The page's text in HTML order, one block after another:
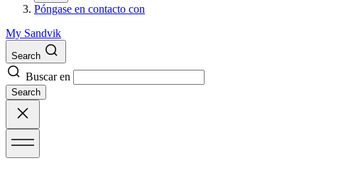
Póngase en contacto con
My Sandvik
Search
Buscar en
Search